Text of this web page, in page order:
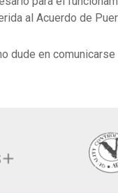
al Acuerdo de
dude en